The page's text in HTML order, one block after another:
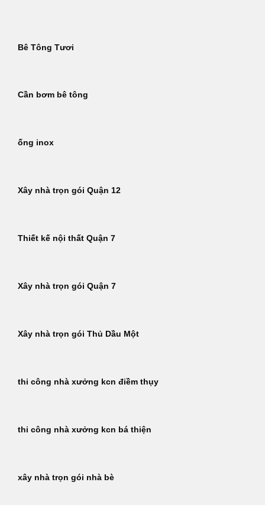
dungBê Tông Tươi
Cần bơm bê tông
ống inox
Xây nhà trọn gói Quận 12
Thiết kế nội thất Quận 7
Xây nhà trọn gói Quận 7
Xây nhà trọn gói Thủ Dầu Một
thi công nhà xưởng kcn điềm thụy
thi công nhà xưởng kcn bá thiện
xây nhà trọn gói nhà bè